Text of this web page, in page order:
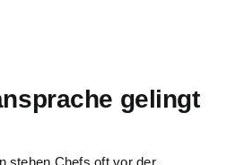
gelingt